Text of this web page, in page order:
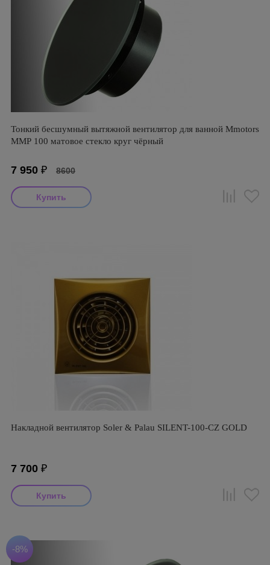
Тонкий бесшумный вытяжной вентилятор для ванной Mmotors
ММР 100 матовое стекло круг чёрный
7 950 ₽ 8600
Накладной вентилятор Soler & Palau SILENT-100-CZ GOLD
7 700 ₽
-8%